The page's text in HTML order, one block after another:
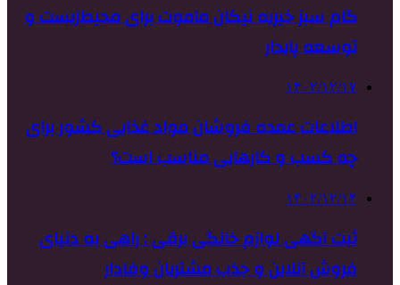
گام سبز خیریه نیکان ماموت برای محیط‌زیست و
توسعه پایدار
۱۴۰۲/۱۲/۱۷
اطلاعات عمده فروشان مواد غذایی کشور برای
چه کسب و کارهایی مناسب است؟
۱۴۰۲/۱۲/۱۴
ثبت آگهی لوازم خانگی برقی : راهی به دنیای
فروش آنلاین و جذب مشتریان وفادار